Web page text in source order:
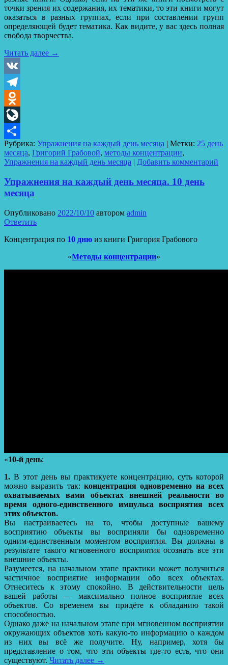
точки зрения их содержания, их тематики, то эти книги могут
оказаться в разных группах, если при составлении групп
определяющей будет тематика. Как видите, у вас здесь полная
свобода творчества.
Читать далее →
VK
Telegram
Odnoklassniki
LiveJournal
Отправить
Рубрика: Упражнения на каждый день месяца | Метки: 25 день
месяца, Григорий Грабовой, методы концентрации,
Упражнения на каждый день месяца | Добавить комментарий
Упражнения на каждый день месяца. 10 день
месяца
Опубликовано 2022/10/10 автором admin
Ответить
Концентрация по 10 дню из книги Григория Грабового
«Методы концентрации»
«10-й день:
1. В этот день вы практикуете концентрацию, суть которой
можно выразить так: концентрация одновременно на всех
охватываемых вами объектах внешней реальности во
время одного-единственного импульса восприятия всех
этих объектов.
Вы настраиваетесь на то, чтобы доступные вашему
восприятию объекты вы восприняли бы одновременно
одним-единственным моментом восприятия. Вы должны в
результате такого мгновенного восприятия осознать все эти
внешние объекты.
Разумеется, на начальном этапе практики может получиться
частичное восприятие информации обо всех объектах.
Отнеситесь к этому спокойно. В действительности цель
вашей работы — максимально полное восприятие всех
объектов. Co временем вы придёте к обладанию такой
способностью.
Однако даже на начальном этапе при мгновенном восприятии
окружающих объектов хоть какую-то информацию о каждом
из них вы всё же получите. Ну, например, хотя бы
представление о том, что эти объекты где-то есть, что они
существуют. Читать далее →